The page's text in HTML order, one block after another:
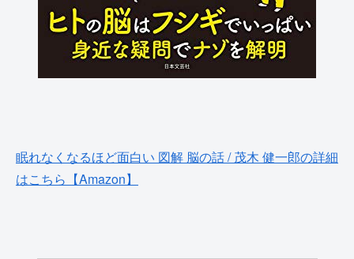
眠れなくなるほど面白い 図解 脳の話 / 茂木 健一郎の詳細
はこちら【Amazon】